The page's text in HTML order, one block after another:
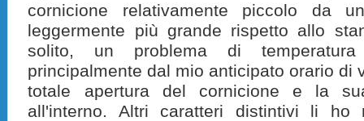
cornicione relativamente piccolo da
leggermente più grande rispetto allo
solito, un problema di
principalmente dal mio anticipato orario di
totale apertura del cornicione e la
all'interno. Altri caratteri distintivi li ho